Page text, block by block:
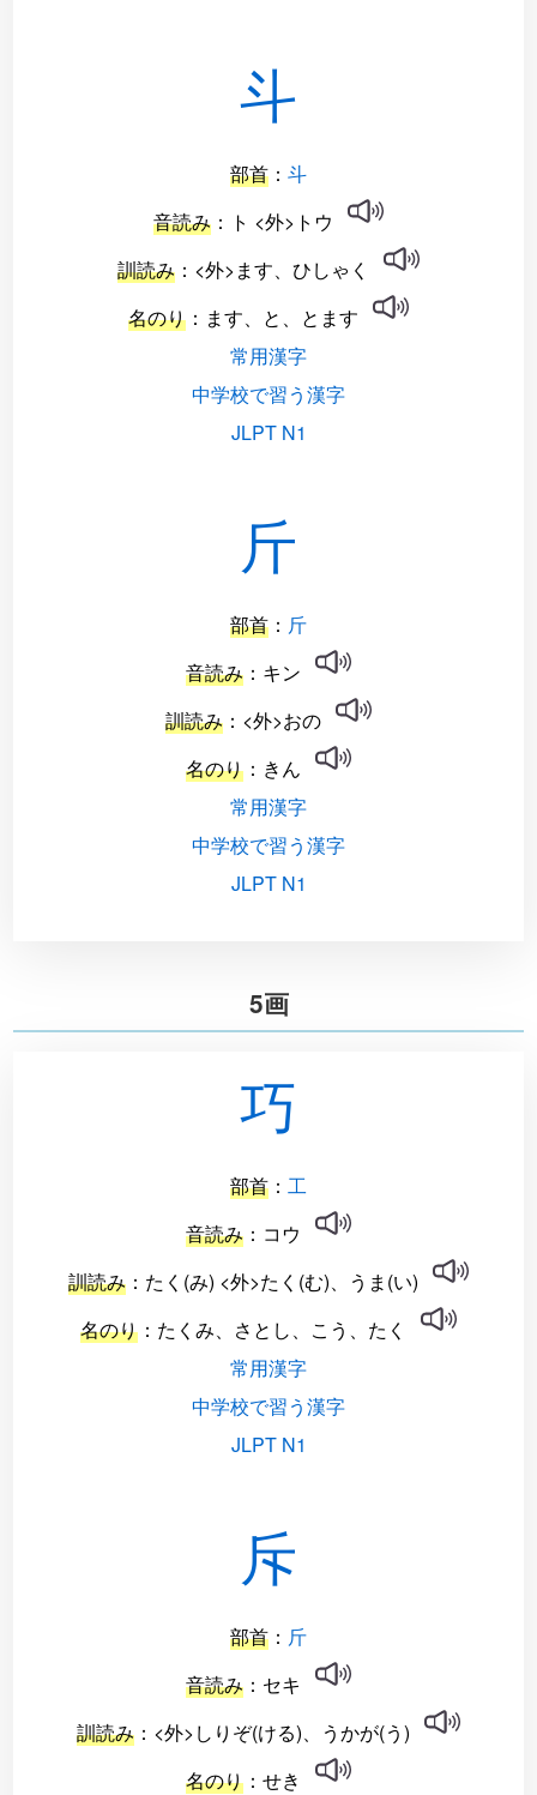
斗
部首 ： 斗
音読み ：ト <外>トウ
訓読み ：<外>ます、ひしゃく
名のり ：ます、と、とます
常用漢字
中学校で習う漢字
JLPT N1
斤
部首 ： 斤
音読み ：キン
訓読み ：<外>おの
名のり ：きん
常用漢字
中学校で習う漢字
JLPT N1
5画
巧
部首 ： 工
音読み ：コウ
訓読み ：たく(み) <外>たく(む)、うま(い)
名のり ：たくみ、さとし、こう、たく
常用漢字
中学校で習う漢字
JLPT N1
斥
部首 ： 斤
音読み ：セキ
訓読み ：<外>しりぞ(ける)、うかが(う)
名のり ：せき